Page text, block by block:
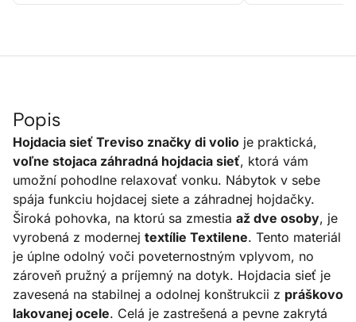
Popis
Hojdacia sieť Treviso značky di volio je praktická,
voľne stojaca záhradná hojdacia sieť, ktorá vám
umožní pohodlne relaxovať vonku. Nábytok v sebe
spája funkciu hojdacej siete a záhradnej hojdačky.
Široká pohovka, na ktorú sa zmestia až dve osoby, je
vyrobená z modernej textílie Textilene. Tento materiál
je úplne odolný voči poveternostným vplyvom, no
zároveň pružný a príjemný na dotyk. Hojdacia sieť je
zavesená na stabilnej a odolnej konštrukcii z práškovo
lakovanej ocele. Celá je zastrešená a pevne zakrytá